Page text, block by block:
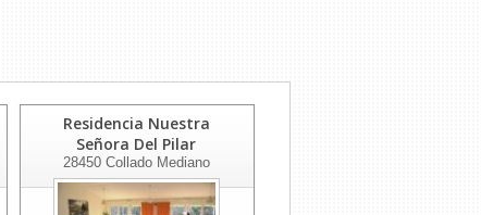
Residencia Nuestra
Señora Del Pilar
28450Collado Mediano